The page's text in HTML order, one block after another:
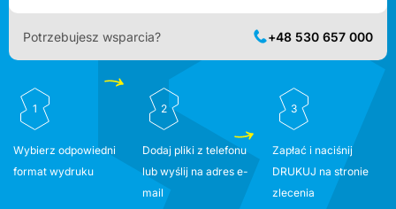
Potrzebujesz wsparcia? +48 530 657 000
1
Wybierz odpowiedni
format wydruku
2
Dodaj pliki z telefonu
lub wyślij na adres e-
mail
3
Zapłać i naciśnij
DRUKUJ na stronie
zlecenia